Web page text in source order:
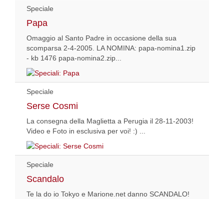
Speciale
Papa
Omaggio al Santo Padre in occasione della sua
scomparsa 2-4-2005. LA NOMINA: papa-nomina1.zip
- kb 1476 papa-nomina2.zip...
Speciale
Serse Cosmi
La consegna della Maglietta a Perugia il 28-11-2003!
Video e Foto in esclusiva per voi! :) ...
Speciale
Scandalo
Te la do io Tokyo e Marione.net danno SCANDALO!